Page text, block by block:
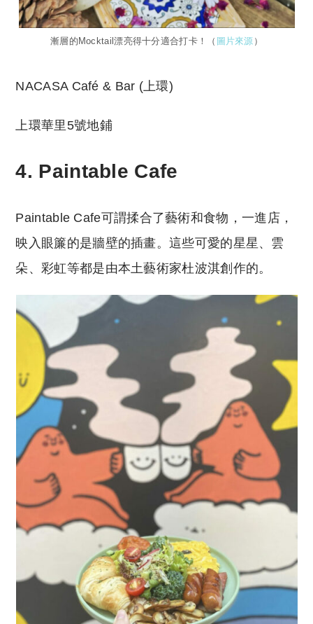
漸層的Mocktail漂亮得十分適合打卡！（ 圖片來源 ）
NACASA Café & Bar (上環)
上環華里5號地鋪
4. Paintable Cafe
Paintable Cafe可謂揉合了藝術和食物，一進店，
映入眼簾的是牆壁的插畫。這些可愛的星星、雲
朵、彩虹等都是由本土藝術家杜波淇創作的。